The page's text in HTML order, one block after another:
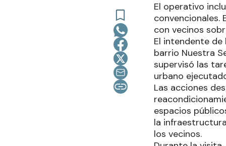
El operativo
convencionales.
con vecinos
El intendente
barrio Nuestra
supervisó las
urbano
Las acciones
espacios
la
los vecinos.